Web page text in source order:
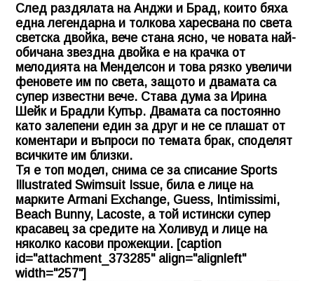
След раздялата на Анджи и Брад, които бяха
една легендарна и толкова харесвана по света
светска двойка, вече стана ясно, че новата най-
обичана звездна двойка е на крачка от
мелодията на Менделсон и това рязко увеличи
феновете им по света, защото и двамата са
супер известни вече. Става дума за Ирина
Шейк и Брадли Купър. Двамата са постоянно
като залепени един за друг и не се плашат от
коментари и въпроси по темата брак, споделят
всичките им близки.
Тя е топ модел, снима се за списание Sports
Illustrated Swimsuit Issue, била е лице на
марките Armani Exchange, Guess, Intimissimi,
Beach Bunny, Lacoste, а той истински супер
красавец за средите на Холивуд и лице на
няколко касови прожекции. [caption
id="attachment_373285" align="alignleft"
width="257"]